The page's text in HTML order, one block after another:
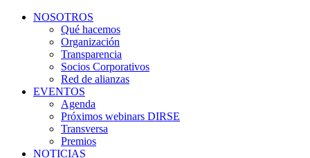
NOSOTROS
Qué hacemos
Organización
Transparencia
Socios Corporativos
Red de alianzas
EVENTOS
Agenda
Próximos webinars DIRSE
Transversa
Premios
NOTICIAS